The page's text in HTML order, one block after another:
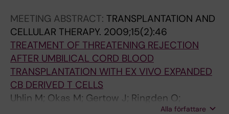
MEETING ABSTRACT: TRANSPLANTATION AND
CELLULAR THERAPY. 2009;15(2):46
TREATMENT OF THREATENING REJECTION
AFTER UMBILICAL CORD BLOOD
TRANSPLANTATION WITH EX VIVO EXPANDED
CB DERIVED T CELLS
Uhlin M; Okas M; Gertow J; Ringden O;
Alla författare